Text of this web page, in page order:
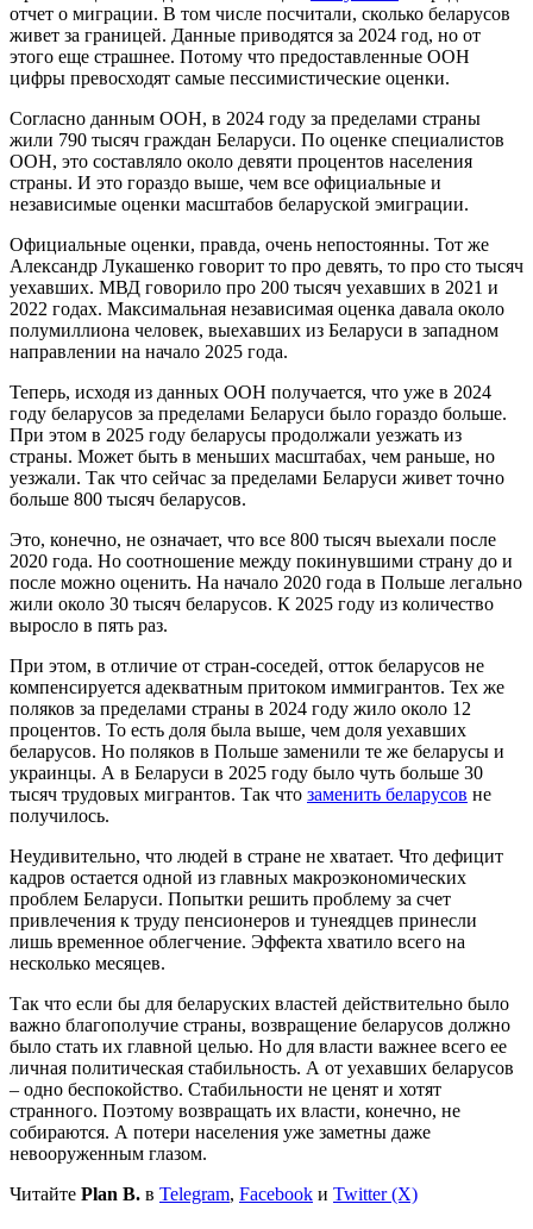
отчет о миграции. В том числе посчитали, сколько беларусов
живет за границей. Данные приводятся за 2024 год, но от
этого еще страшнее. Потому что предоставленные ООН
цифры превосходят самые пессимистические оценки.
Согласно данным ООН, в 2024 году за пределами страны
жили 790 тысяч граждан Беларуси. По оценке специалистов
ООН, это составляло около девяти процентов населения
страны. И это гораздо выше, чем все официальные и
независимые оценки масштабов беларуской эмиграции.
Официальные оценки, правда, очень непостоянны. Тот же
Александр Лукашенко говорит то про девять, то про сто тысяч
уехавших. МВД говорило про 200 тысяч уехавших в 2021 и
2022 годах. Максимальная независимая оценка давала около
полумиллиона человек, выехавших из Беларуси в западном
направлении на начало 2025 года.
Теперь, исходя из данных ООН получается, что уже в 2024
году беларусов за пределами Беларуси было гораздо больше.
При этом в 2025 году беларусы продолжали уезжать из
страны. Может быть в меньших масштабах, чем раньше, но
уезжали. Так что сейчас за пределами Беларуси живет точно
больше 800 тысяч беларусов.
Это, конечно, не означает, что все 800 тысяч выехали после
2020 года. Но соотношение между покинувшими страну до и
после можно оценить. На начало 2020 года в Польше легально
жили около 30 тысяч беларусов. К 2025 году из количество
выросло в пять раз.
При этом, в отличие от стран-соседей, отток беларусов не
компенсируется адекватным притоком иммигрантов. Тех же
поляков за пределами страны в 2024 году жило около 12
процентов. То есть доля была выше, чем доля уехавших
беларусов. Но поляков в Польше заменили те же беларусы и
украинцы. А в Беларуси в 2025 году было чуть больше 30
тысяч трудовых мигрантов. Так что заменить беларусов не
получилось.
Неудивительно, что людей в стране не хватает. Что дефицит
кадров остается одной из главных макроэкономических
проблем Беларуси. Попытки решить проблему за счет
привлечения к труду пенсионеров и тунеядцев принесли
лишь временное облегчение. Эффекта хватило всего на
несколько месяцев.
Так что если бы для беларуских властей действительно было
важно благополучие страны, возвращение беларусов должно
было стать их главной целью. Но для власти важнее всего ее
личная политическая стабильность. А от уехавших беларусов
– одно беспокойство. Стабильности не ценят и хотят
странного. Поэтому возвращать их власти, конечно, не
собираются. А потери населения уже заметны даже
невооруженным глазом.
Читайте Plan B. в Telegram, Facebook и Twitter (X)